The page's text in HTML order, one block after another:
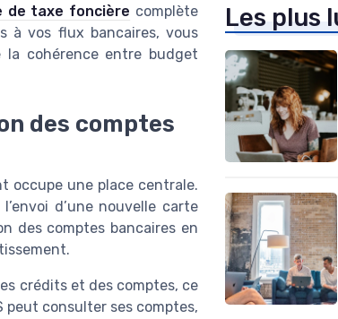
de taxe foncière complète
à vos flux bancaires, vous
la cohérence entre budget
des comptes
occupe une place centrale.
d’une nouvelle carte
des comptes bancaires en
crédits et des comptes, ce
peut consulter ses comptes,
Les plus